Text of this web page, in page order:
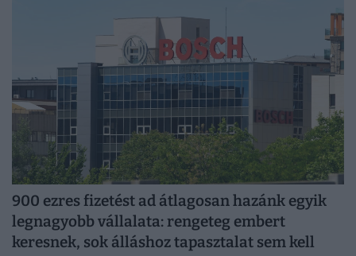
900 ezres fizetést ad átlagosan hazánk egyik
legnagyobb vállalata: rengeteg embert
keresnek, sok álláshoz tapasztalat sem kell